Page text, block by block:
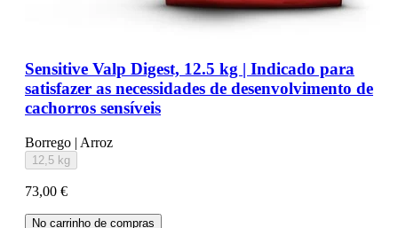
Sensitive Valp Digest, 12.5 kg | Indicado para
satisfazer as necessidades de desenvolvimento de
cachorros sensíveis
Borrego | Arroz
12,5 kg
73,00 €
No carrinho de compras